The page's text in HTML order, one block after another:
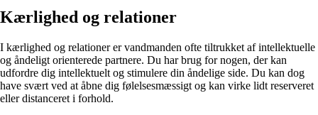
Kærlighed og relationer
I kærlighed og relationer er vandmanden ofte tiltrukket af intellektuelle
og åndeligt orienterede partnere. Du har brug for nogen, der kan
udfordre dig intellektuelt og stimulere din åndelige side. Du kan dog
have svært ved at åbne dig følelsesmæssigt og kan virke lidt reserveret
eller distanceret i forhold.